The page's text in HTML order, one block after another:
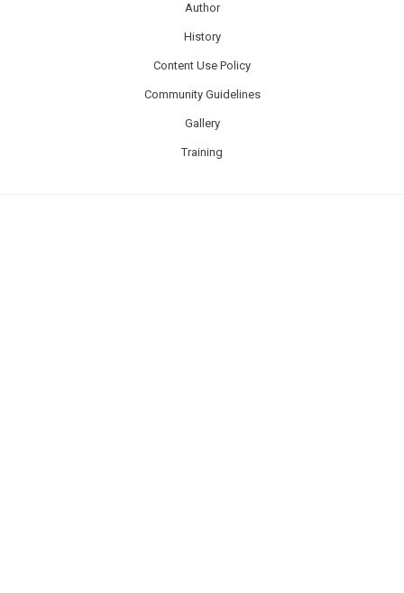
Author
History
Content Use Policy
Community Guidelines
Gallery
Training